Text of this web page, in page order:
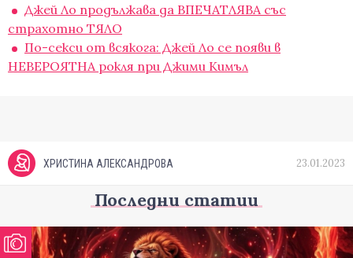
Джей Ло продължава да ВПЕЧАТЛЯВА със
страхотно ТЯЛО
По-секси от всякога: Джей Ло се появи в
НЕВЕРОЯТНА рокля при Джими Кимъл
ХРИСТИНА АЛЕКСАНДРОВА 23.01.2023
Последни статии